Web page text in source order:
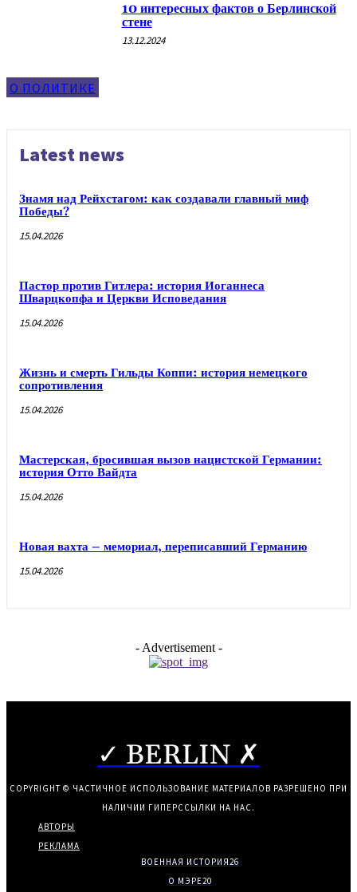
О ПОЛИТИКЕ
10 интересных фактов о Берлинской
стене
13.12.2024
Latest news
Знамя над Рейхстагом: как создавали главный миф
Победы?
15.04.2026
Пастор против Гитлера: история Иоганнеса
Шварцкопфа и Церкви Исповедания
15.04.2026
Жизнь и смерть Гильды Коппи: история немецкого
сопротивления
15.04.2026
Мастерская, бросившая вызов нацистской Германии:
история Отто Вайдта
15.04.2026
Новая вахта – мемориал, переписавший Германию
15.04.2026
- Advertisement -
✓ BERLIN ✗
COPYRIGHT © ЧАСТИЧНОЕ ИСПОЛЬЗОВАНИЕ МАТЕРИАЛОВ РАЗРЕШЕНО ПРИ
НАЛИЧИИ ГИПЕРССЫЛКИ НА НАС.
АВТОРЫ
РЕКЛАМА
ВОЕННАЯ ИСТОРИЯ26
О МЭРЕ20